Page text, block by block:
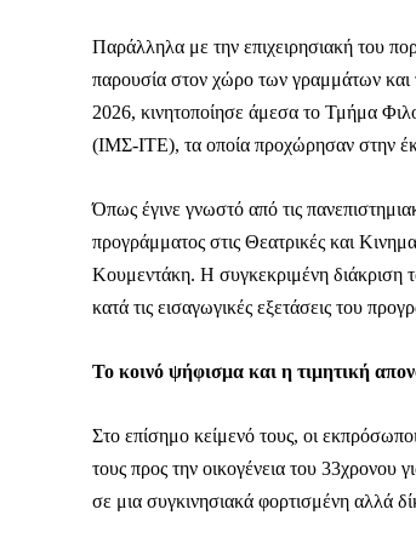
Παράλληλα με την επιχειρησιακή του
παρουσία στον χώρο των γραμμάτων και
2026, κινητοποίησε άμεσα το Τμήμα
(ΙΜΣ-ΙΤΕ), τα οποία προχώρησαν στην
Όπως έγινε γνωστό από τις
προγράμματος στις Θεατρικές και
Κουμεντάκη. Η συγκεκριμένη διάκριση
κατά τις εισαγωγικές εξετάσεις του
Το κοινό ψήφισμα και η τιμητική
Στο επίσημο κείμενό τους, οι
τους προς την οικογένεια του 33χρονου
σε μια συγκινησιακά φορτισμένη αλλά